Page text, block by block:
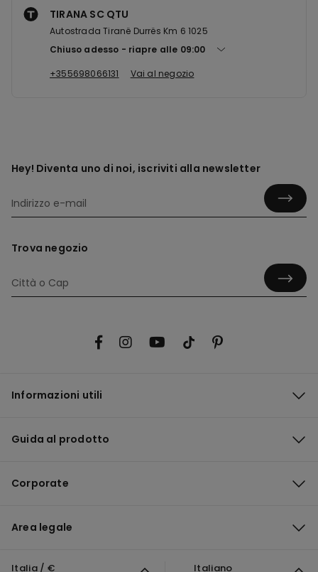
TIRANA SC QTU
Autostrada Tiranë Durrës Km 6 1025
Chiuso adesso
riapre alle 09:00
+355698066131
Vai al negozio
Hey! Diventa uno di noi, iscriviti alla newsletter
Trova negozio
Informazioni utili
Guida al prodotto
Corporate
Area legale
Italia / € Italiano